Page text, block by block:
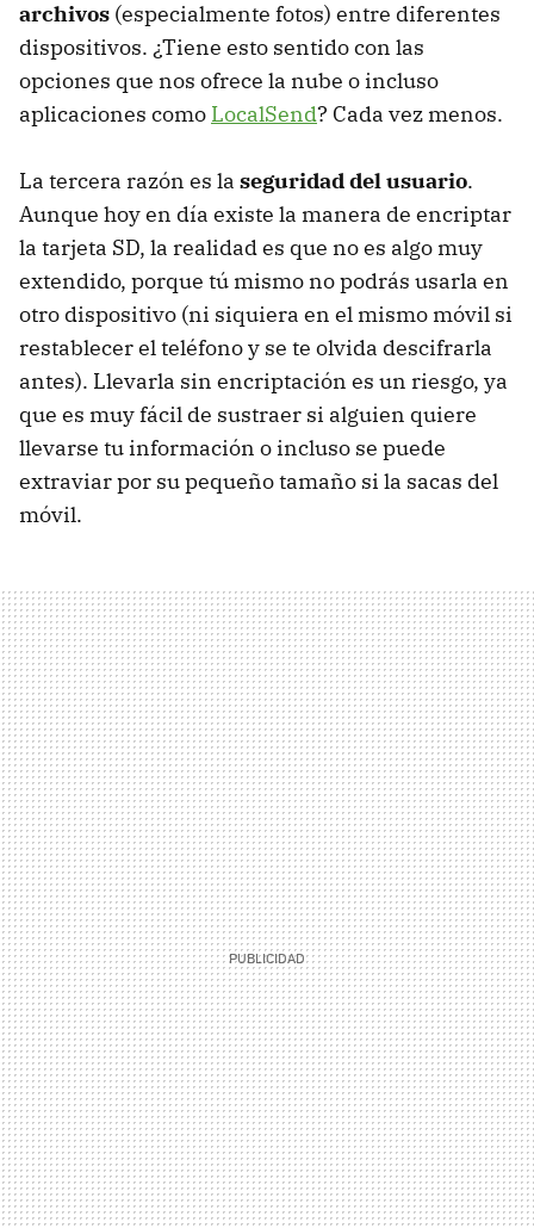
archivos (especialmente fotos) entre diferentes
dispositivos. ¿Tiene esto sentido con las
opciones que nos ofrece la nube o incluso
aplicaciones como LocalSend? Cada vez menos.
La tercera razón es la seguridad del usuario.
Aunque hoy en día existe la manera de encriptar
la tarjeta SD, la realidad es que no es algo muy
extendido, porque tú mismo no podrás usarla en
otro dispositivo (ni siquiera en el mismo móvil si
restablecer el teléfono y se te olvida descifrarla
antes). Llevarla sin encriptación es un riesgo, ya
que es muy fácil de sustraer si alguien quiere
llevarse tu información o incluso se puede
extraviar por su pequeño tamaño si la sacas del
móvil.